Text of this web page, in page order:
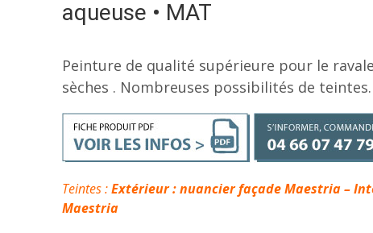
aqueuse • MAT
Peinture de qualité supérieure pour le
sèches . Nombreuses possibilités de teintes.
Teintes :Extérieur : nuancier façade Maestria –
Maestria